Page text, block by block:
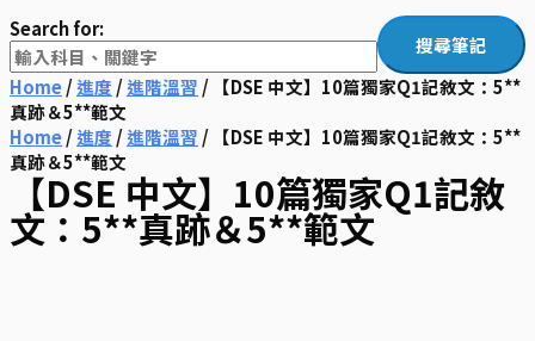
Search for:
Home/進度 /進階溫習 / 【DSE 中文】10篇獨家Q1記敘文：5**
真跡＆5**範文
Home/進度 /進階溫習 / 【DSE 中文】10篇獨家Q1記敘文：5**
真跡＆5**範文
【DSE 中文】10篇獨家Q1記敘
文：5**真跡＆5**範文